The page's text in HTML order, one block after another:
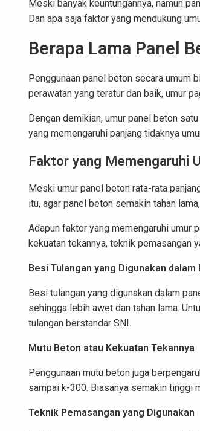
Meski banyak keuntungannya, namun
Dan apa saja faktor yang mendukung
Berapa Lama Panel
Penggunaan panel beton secara umum
perawatan yang teratur dan baik, umur
Dengan demikian, umur panel beton
yang memengaruhi panjang tidaknya
Faktor yang Memengaruhi
Meski umur panel beton rata-rata
itu, agar panel beton semakin tahan
Adapun faktor yang memengaruhi umur
kekuatan tekannya, teknik pemasangan
Besi Tulangan yang Digunakan dalam
Besi tulangan yang digunakan dalam
sehingga lebih awet dan tahan lama.
tulangan berstandar SNI.
Mutu Beton atau Kekuatan Tekannya
Penggunaan mutu beton juga
sampai k-300. Biasanya semakin tinggi
Teknik Pemasangan yang Digunakan